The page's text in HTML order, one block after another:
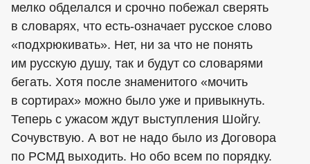
мелко обделался и срочно побежал сверять
в словарях, что есть-означает русское слово
«подхрюкивать». Нет, ни за что не понять
им русскую душу, так и будут со словарями
бегать. Хотя после знаменитого «мочить
в сортирах» можно было уже и привыкнуть.
Теперь с ужасом ждут выступления Шойгу.
Сочувствую. А вот не надо было из Договора
по РСМД выходить. Но обо всем по порядку.